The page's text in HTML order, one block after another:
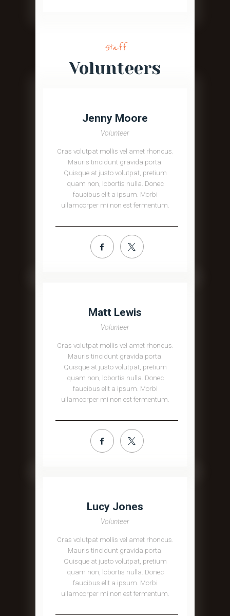
Staff
Volunteers
Jenny Moore
Volunteer
Cras volutpat mollis vel amet rhoncus.
Mauris tincidunt gravida porta.
Quisque at justo volutpat, pretium
quam non, lobortis nulla. Donec
faucibus elit a ipsum. Morbi
ullamcorper mi non est fermentum.
Matt Lewis
Volunteer
Cras volutpat mollis vel amet rhoncus.
Mauris tincidunt gravida porta.
Quisque at justo volutpat, pretium
quam non, lobortis nulla. Donec
faucibus elit a ipsum. Morbi
ullamcorper mi non est fermentum.
Lucy Jones
Volunteer
Cras volutpat mollis vel amet rhoncus.
Mauris tincidunt gravida porta.
Quisque at justo volutpat, pretium
quam non, lobortis nulla. Donec
faucibus elit a ipsum. Morbi
ullamcorper mi non est fermentum.